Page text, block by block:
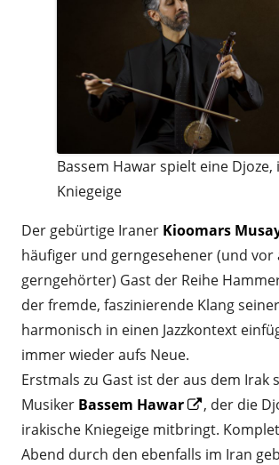
Bassem Hawar spielt eine Djoze,
Kniegeige
Der gebürtige Iraner Kioomars
häufiger und gerngesehener (und vor
gerngehörter) Gast der Reihe
der fremde, faszinierende Klang
harmonisch in einen Jazzkontext
immer wieder aufs Neue.
Erstmals zu Gast ist der aus dem Irak
Musiker Bassem Hawar
Opens
in
a
, der die
irakische Kniegeige mitbringt.
Abend durch den ebenfalls im Iran